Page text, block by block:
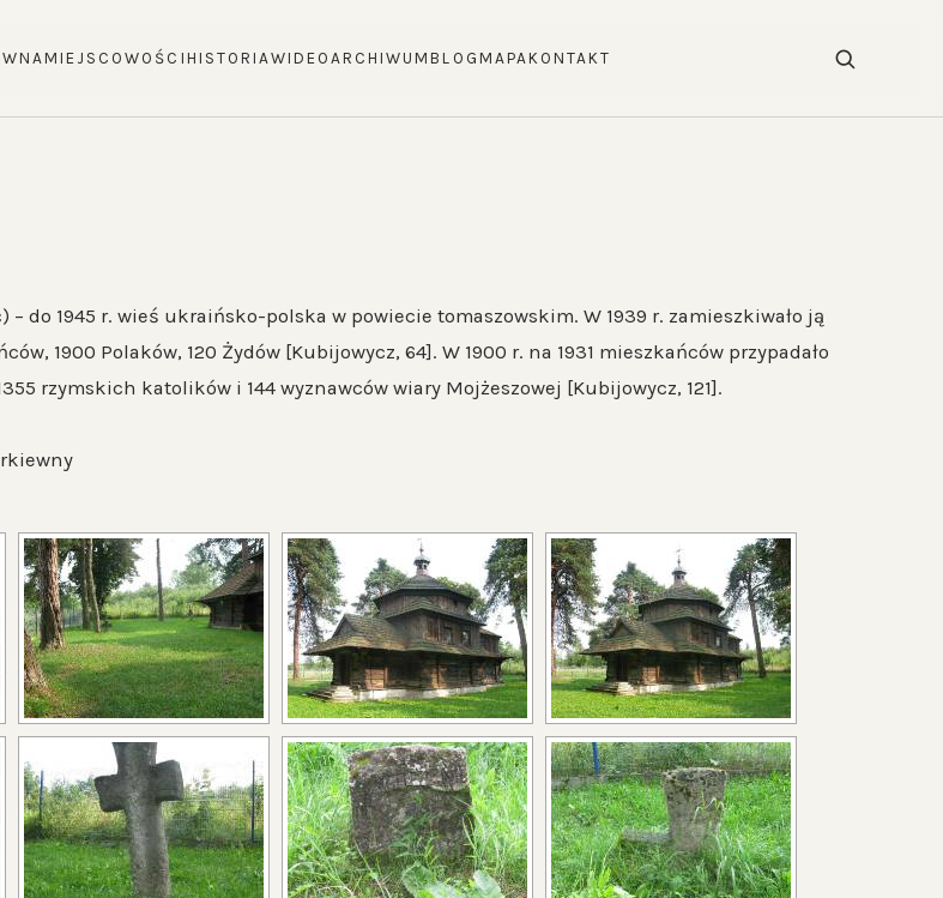
MIEJSCOWOŚCI HISTORIA WIDEOARCHIWUMBLOG MAPA KONTAKT
– do 1945 r. wieś ukraińsko-polska w powiecie tomaszowskim. W 1939 r. zamieszkiwało ją
1900 Polaków, 120 Żydów [Kubijowycz, 64]. W 1900 r. na 1931 mieszkańców przypadało
rzymskich katolików i 144 wyznawców wiary Mojżeszowej [Kubijowycz, 121].